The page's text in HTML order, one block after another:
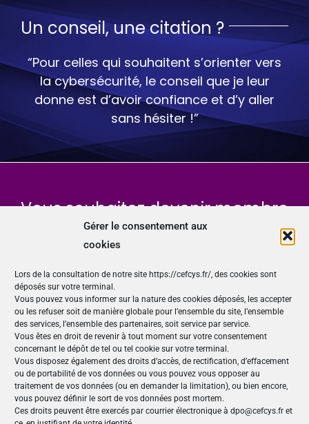
Gérer le consentement aux
cookies
Lors de la consultation de notre site https://cefcys.fr/, des cookies sont
déposés sur votre terminal.
Vous pouvez vous informer sur la nature des cookies déposés, les accepter
ou les refuser soit de manière globale pour l’ensemble du site, l’ensemble
des services, l’ensemble des partenaires, soit service par service.
Vous êtes en droit de revenir à tout moment sur votre consentement
concernant le dépôt de tel ou tel cookie sur votre terminal.
Vous disposez également des droits d’accès, de rectification, d’effacement
ou de portabilité de vos données ou vous pouvez vous opposer au
traitement de vos données (ou en demander la limitation), ou bien encore,
vous pouvez définir le sort de vos données post mortem.
Ces droits peuvent être exercés par courrier électronique à dpo@cefcys.fr et
Un conseil, une citation ?
“Pour celles qui souhaitent s’orienter vers
la cybersécurité, le conseil que je leur
donne est d’avoir confiance et d’y aller
sans hésiter !”
Vous souhaitez devenir membre
du Cefcys, l’association des
femmes de la cybersécurité ?
Rejoignez-nous
Nos Publications
Articles (69)
Le Cefcys et son engagement (4)
Le Cyber Women Day (10)